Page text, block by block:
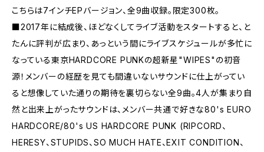
こちらは7インチEPバージョン、全9曲収録。限定300枚。
■2017年に結成後、ほどなくしてライブ活動をスタートすると、と
たんに評判が広まり、あっという間にライブスケジュールが多忙に
なっている東京HARDCORE PUNKの超新星"WIPES"の初音
源！メンバーの経歴を見ても間違いないサウンドに仕上がってい
ると想像していた通りの期待を裏切らない全9曲。4人が集まり自
然と出来上がったサウンドは、メンバー共通で好きな80's EURO
HARDCORE/80's US HARDCORE PUNK (RIPCORD、
HERESY、STUPIDS、SO MUCH HATE、EXIT CONDITION、